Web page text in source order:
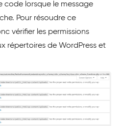
code lorsque le message
Pour résoudre ce
vérifier les permissions
répertoires de WordPress et